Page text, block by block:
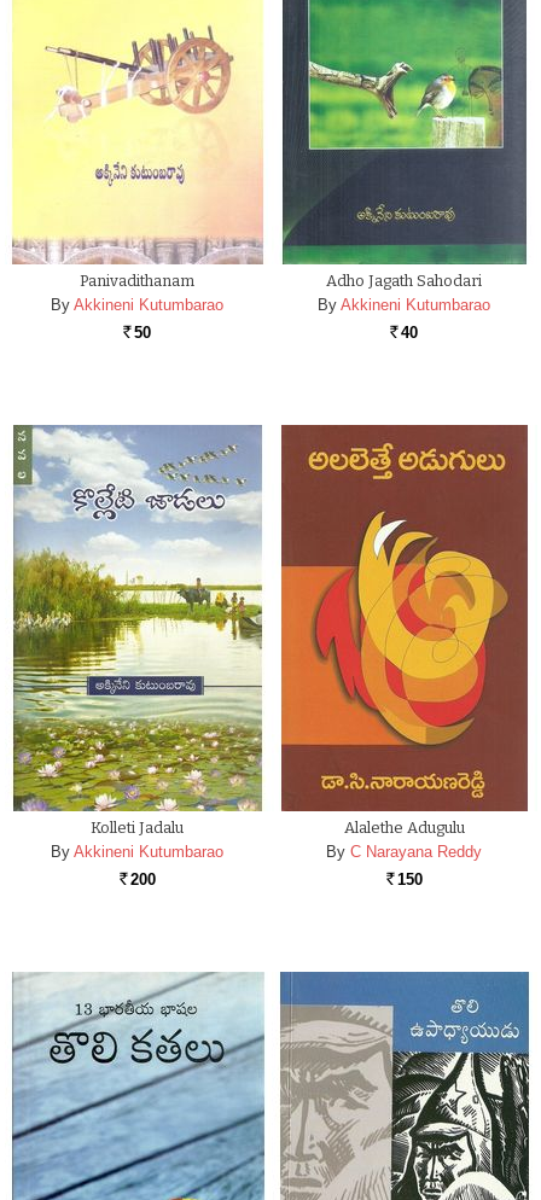
Panivadithanam
By Akkineni Kutumbarao
Rs. 50
Adho Jagath Sahodari
By Akkineni Kutumbarao
Rs. 40
Kolleti Jadalu
By Akkineni Kutumbarao
Rs. 200
Alalethe Adugulu
By C Narayana Reddy
Rs. 150